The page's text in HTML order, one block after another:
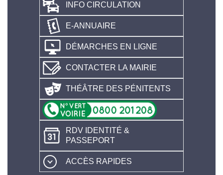
INFO CIRCULATION
E-ANNUAIRE
DÉMARCHES EN LIGNE
CONTACTER LA MAIRIE
THÉÂTRE DES PÉNITENTS
RDV IDENTITÉ &
PASSEPORT
ACCÈS RAPIDES